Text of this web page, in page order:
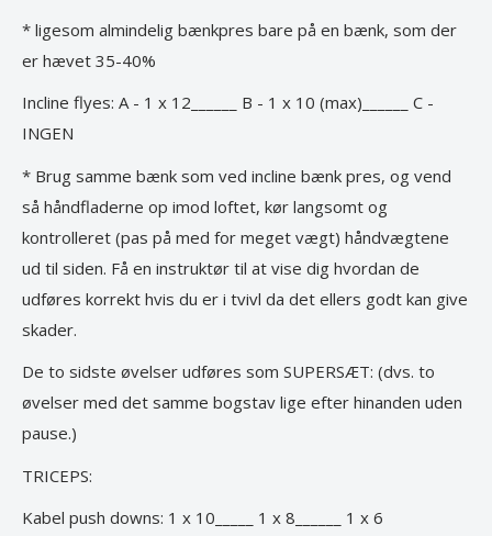
* ligesom almindelig bænkpres bare på en bænk, som der
er hævet 35-40%
Incline flyes: A - 1 x 12______ B - 1 x 10 (max)______ C -
INGEN
* Brug samme bænk som ved incline bænk pres, og vend
så håndfladerne op imod loftet, kør langsomt og
kontrolleret (pas på med for meget vægt) håndvægtene
ud til siden. Få en instruktør til at vise dig hvordan de
udføres korrekt hvis du er i tvivl da det ellers godt kan give
skader.
De to sidste øvelser udføres som SUPERSÆT: (dvs. to
øvelser med det samme bogstav lige efter hinanden uden
pause.)
TRICEPS:
Kabel push downs: 1 x 10_____ 1 x 8______ 1 x 6